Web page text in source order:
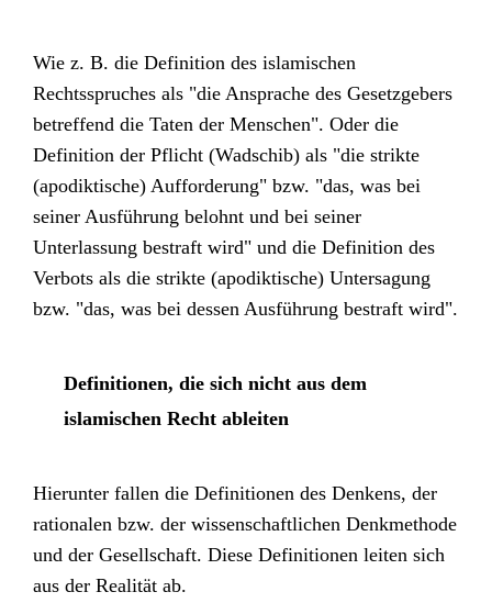
Wie z. B. die Definition des islamischen
Rechtsspruches als "die Ansprache des Gesetzgebers
betreffend die Taten der Menschen". Oder die
Definition der Pflicht (Wadschib) als "die strikte
(apodiktische) Aufforderung" bzw. "das, was bei
seiner Ausführung belohnt und bei seiner
Unterlassung bestraft wird" und die Definition des
Verbots als die strikte (apodiktische) Untersagung
bzw. "das, was bei dessen Ausführung bestraft wird".
Definitionen, die sich nicht aus dem
islamischen Recht ableiten
Hierunter fallen die Definitionen des Denkens, der
rationalen bzw. der wissenschaftlichen Denkmethode
und der Gesellschaft. Diese Definitionen leiten sich
aus der Realität ab.